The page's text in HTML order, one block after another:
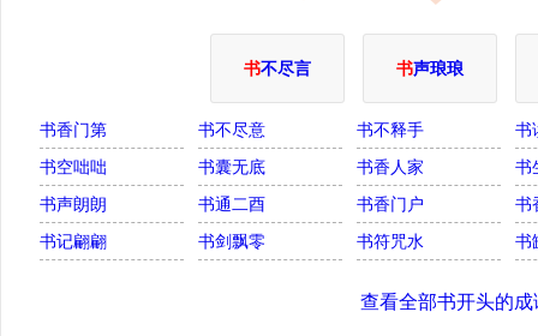
书不尽言 书声琅琅
书香门第 书不尽意 书不释手
书
书空咄咄
书囊无底 书香人家
书
书声朗朗
书通二酉 书香门户
书
书记翩翩
书剑飘零 书符咒水 书
查看全部书开头的成